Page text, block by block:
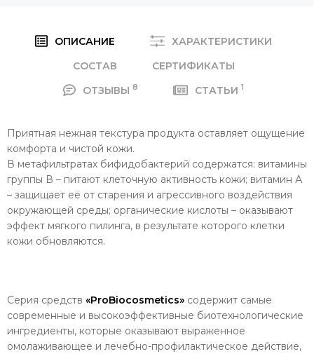
ОПИСАНИЕ
ХАРАКТЕРИСТИКИ
СОСТАВ
СЕРТИФИКАТЫ
ОТЗЫВЫ 8 СТАТЬИ 1
Приятная нежная текстура продукта оставляет ощущение
комфорта и чистой кожи.
В метафильтратах бифидобактерий содержатся: витамины
группы В – питают клеточную активность кожи; витамин А
– защищает её от старения и агрессивного воздействия
окружающей среды; органические кислоты – оказывают
эффект мягкого пилинга, в результате которого клетки
кожи обновляются.
Серия средств «ProBiocosmetics» содержит самые
современные и высокоэффективные биотехнологические
ингредиенты, которые оказывают выраженное
омолаживающее и лечебно-профилактическое действие,